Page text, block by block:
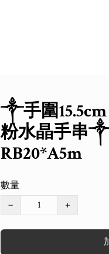
༒手圍15.5cm
粉水晶手串༒
RB20*A5m
數量
−
+